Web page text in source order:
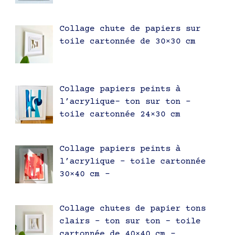
Collage chute de papiers sur
toile cartonnée de 30×30 cm
Collage papiers peints à
l’acrylique- ton sur ton –
toile cartonnée 24×30 cm
Collage papiers peints à
l’acrylique – toile cartonnée
30×40 cm –
Collage chutes de papier tons
clairs – ton sur ton – toile